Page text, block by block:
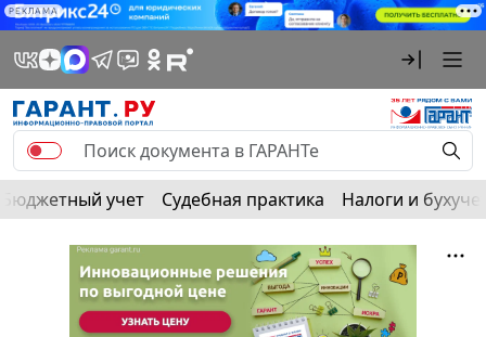
РЕКЛАМА
Бюджетный учет Судебная практика Налоги и